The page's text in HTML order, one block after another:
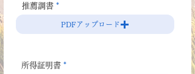
推薦調書
PDFアップロード
所得証明書